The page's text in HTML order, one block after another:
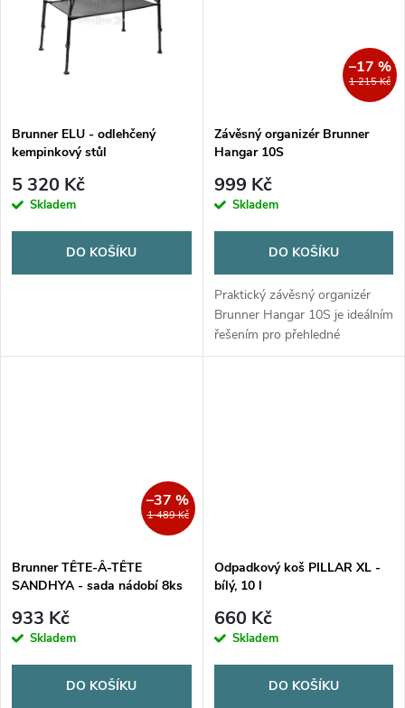
Brunner ELU - odlehčený
kempinkový stůl
5 320 Kč
Skladem
DO KOŠÍKU
1 215 Kč
–17 %
Závěsný organizér Brunner
Hangar 10S
999 Kč
Skladem
DO KOŠÍKU
Praktický závěsný organizér
Brunner Hangar 10S je ideálním
řešením pro přehledné
uspořádání prostoru ve vašem
1 489 Kč
–37 %
Brunner TÊTE-Â-TÊTE
SANDHYA - sada nádobí 8ks
933 Kč
Skladem
DO KOŠÍKU
Odpadkový koš PILLAR XL -
bílý, 10 l
660 Kč
Skladem
DO KOŠÍKU